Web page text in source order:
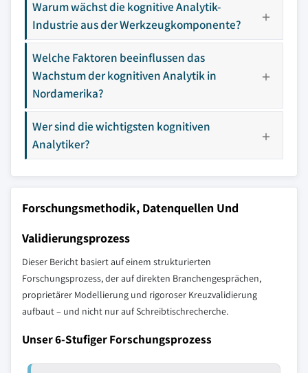
Warum wächst die kognitive Analytik-
Industrie aus der Werkzeugkomponente?
Welche Faktoren beeinflussen das
Wachstum der kognitiven Analytik in
Nordamerika?
Wer sind die wichtigsten kognitiven
Analytiker?
Forschungsmethodik, Datenquellen Und
Validierungsprozess
Dieser Bericht basiert auf einem strukturierten
Forschungsprozess, der auf direkten Branchengesprächen,
proprietärer Modellierung und rigoroser Kreuzvalidierung
aufbaut – und nicht nur auf Schreibtischrecherche.
Unser 6-Stufiger Forschungsprozess